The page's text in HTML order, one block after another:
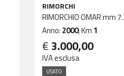
RIMORCHI
RIMORCHIO OMAR mm
Anno: 2000; Km 1
€ 3.000,00
IVA esclusa
USATO